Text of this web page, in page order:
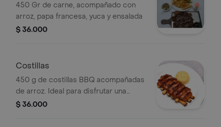
450 Gr de carne, acompañado con
arroz, papa francesa, yuca y ensalada
$ 36.000
Costillas
450 g de costillas BBQ acompañadas
de arroz. Ideal para disfrutar una
comida completa.
$ 36.000